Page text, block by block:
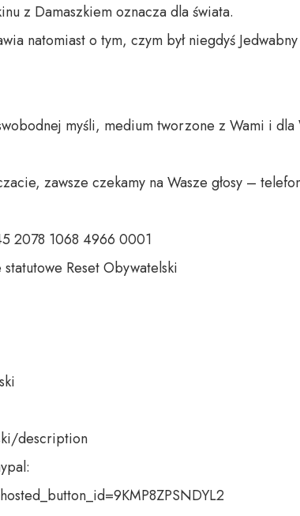
z Damaszkiem oznacza dla świata.
natomiast o tym, czym był niegdyś
myśli, medium tworzone z Wami i
zawsze czekamy na Wasze głosy –
2078 1068 4966 0001
Reset Obywatelski
description